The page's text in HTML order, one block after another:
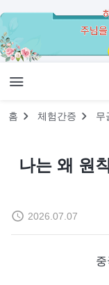
홈 체험간증 무
나는 왜 원
2026.07.07